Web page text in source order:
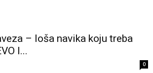
– loša navika koju treba
I...
0